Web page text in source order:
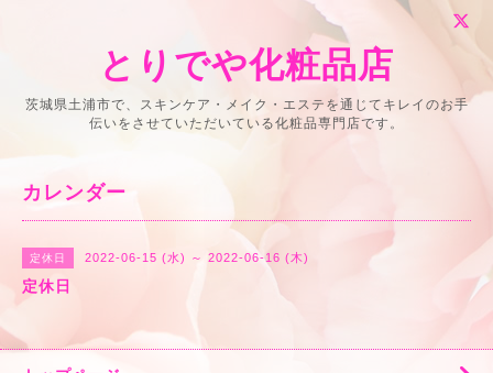
とりでや化粧品店
茨城県土浦市で、スキンケア・メイク・エステを通じてキレイのお手
伝いをさせていただいている化粧品専門店です。
カレンダー
定休日 2022-06-15 (水) ～ 2022-06-16 (木)
定休日